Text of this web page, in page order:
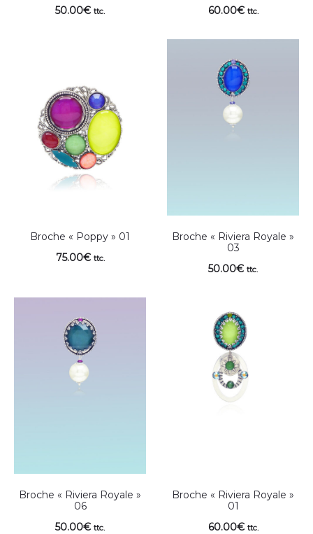
50.00€ ttc.
60.00€ ttc.
Broche « Poppy » 01
75.00€ ttc.
Broche « Riviera Royale »
03
50.00€ ttc.
Broche « Riviera Royale »
06
50.00€ ttc.
Broche « Riviera Royale »
01
60.00€ ttc.